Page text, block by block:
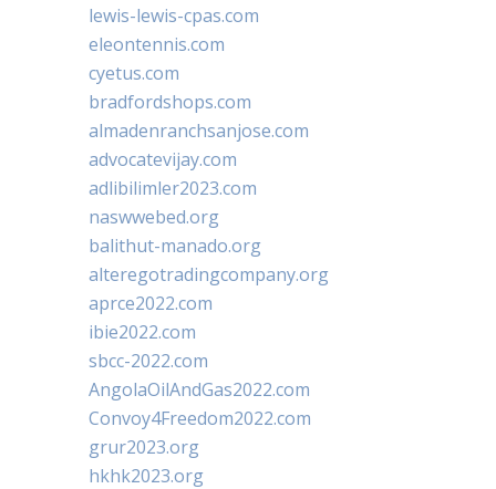
lewis-lewis-cpas.com
eleontennis.com
cyetus.com
bradfordshops.com
almadenranchsanjose.com
advocatevijay.com
adlibilimler2023.com
naswwebed.org
balithut-manado.org
alteregotradingcompany.org
aprce2022.com
ibie2022.com
sbcc-2022.com
AngolaOilAndGas2022.com
Convoy4Freedom2022.com
grur2023.org
hkhk2023.org